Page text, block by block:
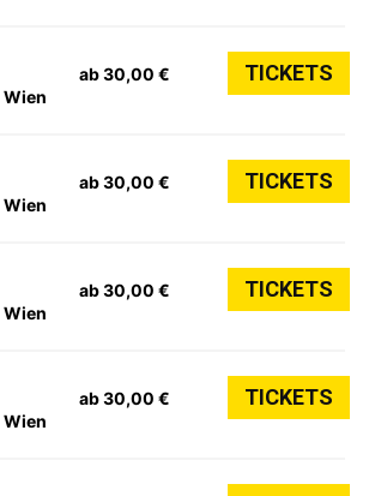
Wien
ab 30,00 € TICKETS
Wien
ab 30,00 € TICKETS
Wien
ab 30,00 € TICKETS
Wien
ab 30,00 € TICKETS